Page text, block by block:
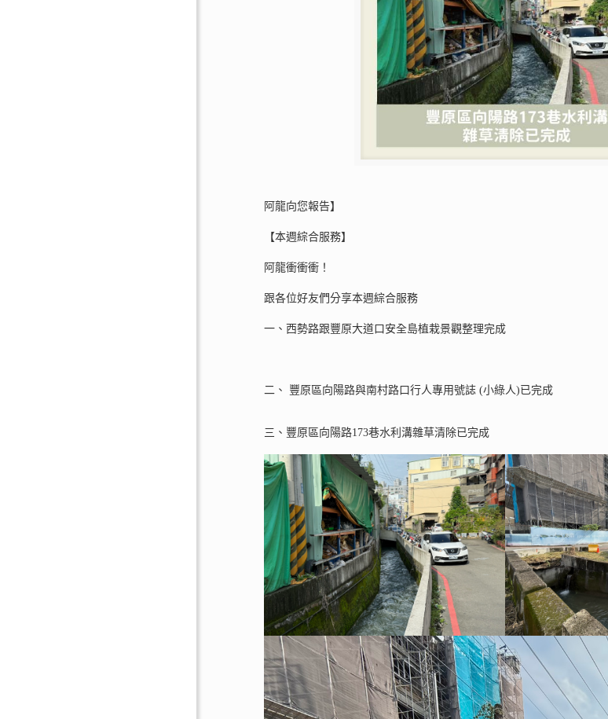
阿龍向您報告】
【本週綜合服務】
阿龍衝衝衝！
跟各位好友們分享本週綜合服務
一、西勢路跟豐原大道口安全島植栽景觀整理完成
二、 豐原區向陽路與南村路口行人專用號誌 (小綠人)已完成
三、豐原區向陽路173巷水利溝雜草清除已完成